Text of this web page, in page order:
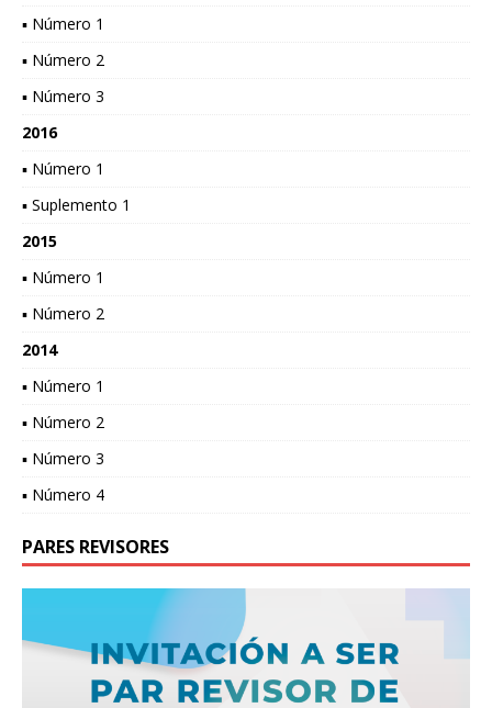
▪ Número 1
▪ Número 2
▪ Número 3
2016
▪ Número 1
▪ Suplemento 1
2015
▪ Número 1
▪ Número 2
2014
▪ Número 1
▪ Número 2
▪ Número 3
▪ Número 4
PARES REVISORES